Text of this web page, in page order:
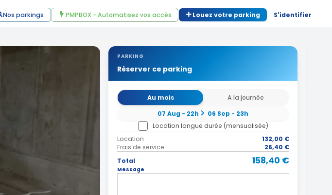
Nos parkings PMPBOX - Automatisez vos accès Louez votre parking S'identifier
PARKING
Réserver ce parking
Au mois
A la journée
07 Aug - 22h
06 Sep - 23h
Location longue durée (mensualisée)
Location
132,00 €
Frais de service
26,40 €
Total
158,40 €
Message